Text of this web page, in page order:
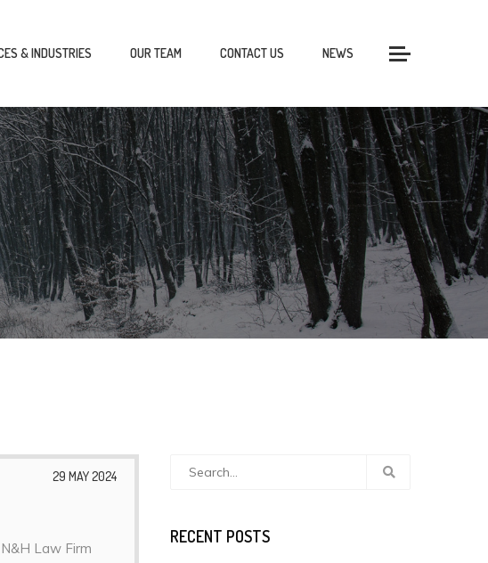
& INDUSTRIES OUR TEAM CONTACT US NEWS
29 MAY 2024
N&H Law Firm
RECENT POSTS